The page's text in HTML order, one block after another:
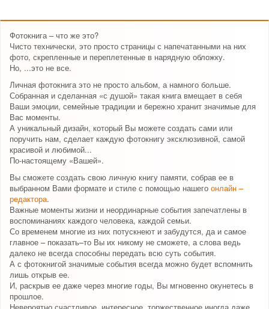
Фотокнига – что же это?
Чисто технически, это просто страницы с напечатанными на них
фото, скрепленные и переплетенные в нарядную обложку.
Но, ...это не все.
Личная фотокнига это не просто альбом, а намного больше.
Собранная и сделанная «с душой» такая книга вмещает в себя
Ваши эмоции, семейные традиции и бережно хранит значимые для
Вас моменты.
А уникальный дизайн, который Вы можете создать сами или
поручить нам, сделает каждую фотокнигу эксклюзивной, самой
красивой и любимой...
По-настоящему «Вашей».
Вы сможете создать свою личную книгу памяти, собрав ее в
выбранном Вами формате и стиле с помощью нашего онлайн –
редактора.
Важные моменты жизни и неординарные события запечатлены в
воспоминаниях каждого человека, каждой семьи.
Со временем многие из них потускнеют и забудутся, да и самое
главное – показать–то Вы их никому не сможете, а слова ведь
далеко не всегда способны передать всю суть события.
А с фотокнигой значимые события всегда можно будет вспомнить
лишь открыв ее.
И, раскрыв ее даже через многие годы, Вы мгновенно окунетесь в
прошлое.